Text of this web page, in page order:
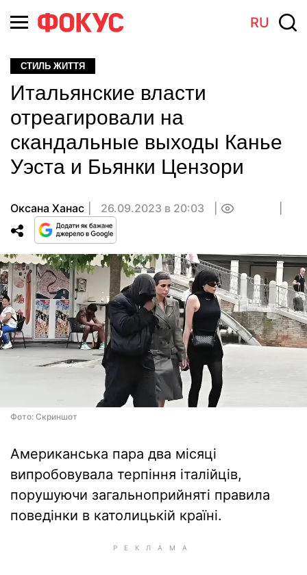
RU
СТИЛЬ ЖИТТЯ
Итальянские власти
отреагировали на
скандальные выходы Канье
Уэста и Бьянки Цензори
Оксана Ханас 26.09.2023 в 20:03
Фото: Скриншот
Американська пара два місяці
випробовувала терпіння італійців,
порушуючи загальноприйняті правила
поведінки в католицькій країні.